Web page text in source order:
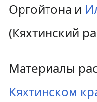
Оргойтона и
(Кяхтинский
Материалы
Кяхтинском